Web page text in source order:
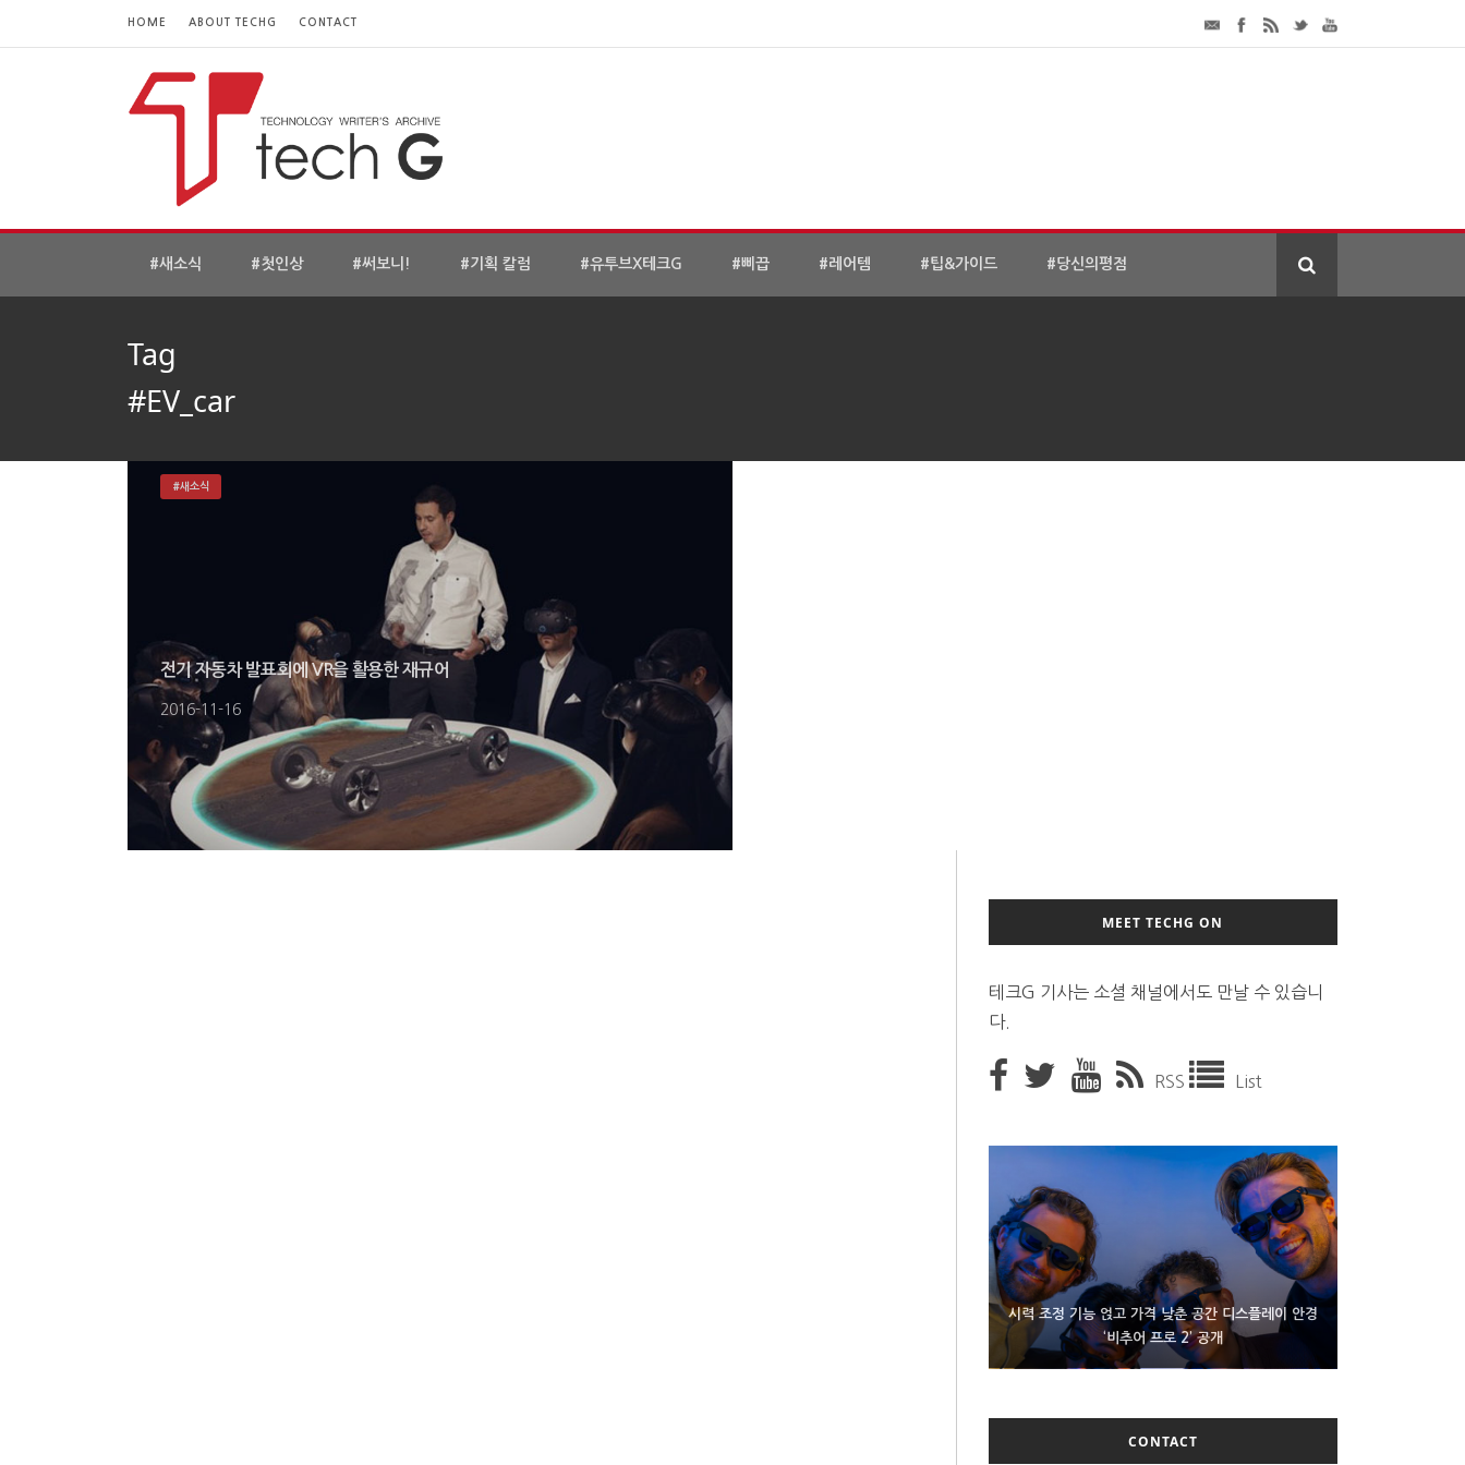
HOME ABOUT TECHG CONTACT
#새소식 #첫인상 #써보니! #기획 칼럼 #유투브X테크G #삐끕 #레어템 #팁&가이드 #당신의평점
Tag
#EV_car
전기 자동차 발표회에 VR을 활용한 재규어
2016-11-16
#새소식
MEET TECHG ON
테크G 기사는 소셜 채널에서도 만날 수 있습니
다.
RSS List
시력 조정 기능 얹고 가격 낮춘 공간 디스플레이 안경
‘비추어 프로 2’ 공개
D램 부족에 10억달러어치 아이폰18 프로세서 패키징
대기 중
300~400달러 반지형 스피커 준비하는 오픈AI
CONTACT